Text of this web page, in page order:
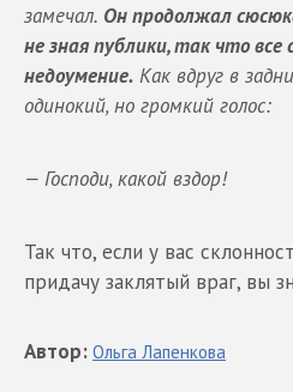
замечал. Он продолжал
не зная публики, так что
недоумение. Как вдруг в
одинокий, но громкий голос:
— Господи, какой вздор!
Так что, если у вас
придачу заклятый враг, вы
Автор: Ольга Лапенкова